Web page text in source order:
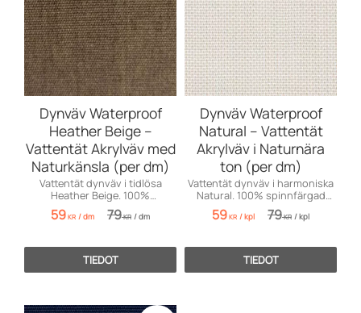
Dynväv Waterproof
Heather Beige –
Vattentät Akrylväv med
Naturkänsla (per dm)
Vattentät dynväv i tidlösa
Heather Beige. 100%
spinnfärgad akryl för maximal
hållbarhet och stil.
59KR /dm 79KR /dm
TIEDOT
Dynväv Waterproof
Natural – Vattentät
Akrylväv i Naturnära
ton (per dm)
Vattentät dynväv i harmoniska
Natural. 100% spinnfärgad
akryl med naturlig look och
maximalt väderskydd.
59KR /kpl 79KR /kpl
TIEDOT